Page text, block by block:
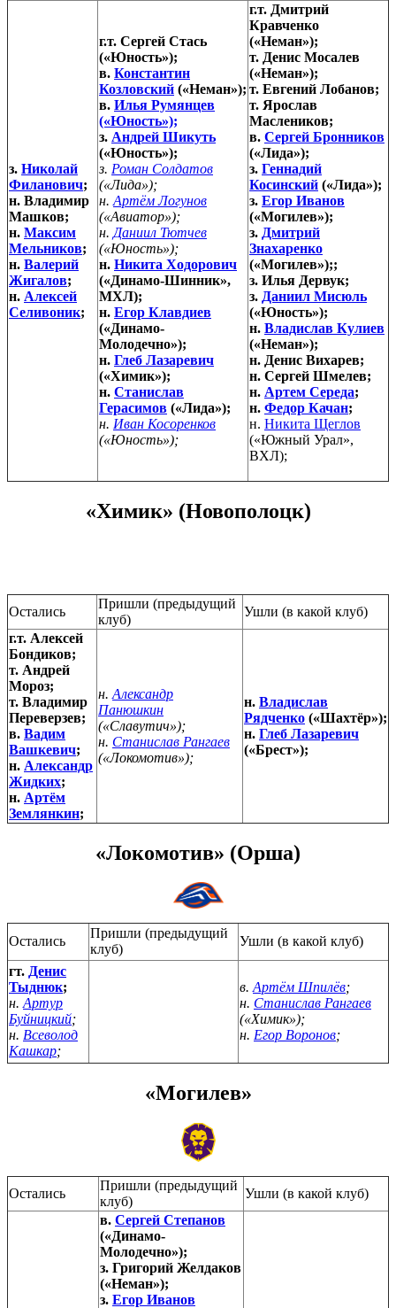
з. Николай
Филанович;
н. Владимир
Машков;
н. Максим
Мельников;
н. Валерий
Жигалов;
н. Алексей
Селивоник;
г.т. Сергей Стась
(«Юность»);
в. Константин
Козловский («Неман»);
в. Илья Румянцев
(«Юность»);
з. Андрей Шикуть
(«Юность»);
з. Роман Солдатов
(«Лида»);
н. Артём Логунов
(«Авиатор»);
н. Даниил Тютчев
(«Юность»);
н. Никита Ходорович
(«Динамо-Шинник»,
МХЛ);
н. Егор Клавдиев
(«Динамо-
Молодечно»);
н. Глеб Лазаревич
(«Химик»);
н. Станислав
Герасимов («Лида»);
н. Иван Косоренков
(«Юность»);
г.т. Дмитрий
Кравченко
(«Неман»);
т. Денис Мосалев
(«Неман»);
т. Евгений Лобанов;
т. Ярослав
Маслеников;
в. Сергей Бронников
(«Лида»);
з. Геннадий
Косинский («Лида»);
з. Егор Иванов
(«Могилев»);
з. Дмитрий
Знахаренко
(«Могилев»);;
з. Илья Дервук;
з. Даниил Мисюль
(«Юность»);
н. Владислав Кулиев
(«Неман»);
н. Денис Вихарев;
н. Сергей Шмелев;
н. Артем Середа;
н. Федор Качан;
н. Никита Щеглов
(«Южный Урал»,
ВХЛ);
«Химик» (Новополоцк)
Остались
Пришли (предыдущий
клуб)
Ушли (в какой клуб)
г.т. Алексей
Бондиков;
т. Андрей
Мороз;
т. Владимир
Переверзев;
в. Вадим
Вашкевич;
н. Александр
Жидких;
н. Артём
Землянкин;
н. Александр
Панюшкин
(«Славутич»);
н. Станислав Рангаев
(«Локомотив»);
н. Владислав
Рядченко («Шахтёр»);
н. Глеб Лазаревич
(«Брест»);
«Локомотив» (Орша)
Остались
Пришли (предыдущий
клуб)
Ушли (в какой клуб)
гт. Денис
Тыднюк;
н.Артур
Буйницкий;
н. Всеволод
Кашкар;
в.Артём Шпилёв;
н. Станислав Рангаев
(«Химик»);
н. Егор Воронов;
«Могилев»
Остались
Пришли (предыдущий
клуб)
Ушли (в какой клуб)
в. Сергей Степанов
(«Динамо-
Молодечно»);
з. Григорий Желдаков
(«Неман»);
з. Егор Иванов